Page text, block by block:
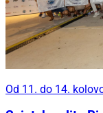
Od 11. do 14.